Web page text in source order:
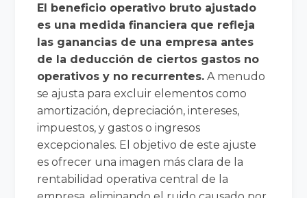
El beneficio operativo bruto ajustado
es una medida financiera que refleja
las ganancias de una empresa antes
de la deducción de ciertos gastos no
operativos y no recurrentes. A menudo
se ajusta para excluir elementos como
amortización, depreciación, intereses,
impuestos, y gastos o ingresos
excepcionales. El objetivo de este ajuste
es ofrecer una imagen más clara de la
rentabilidad operativa central de la